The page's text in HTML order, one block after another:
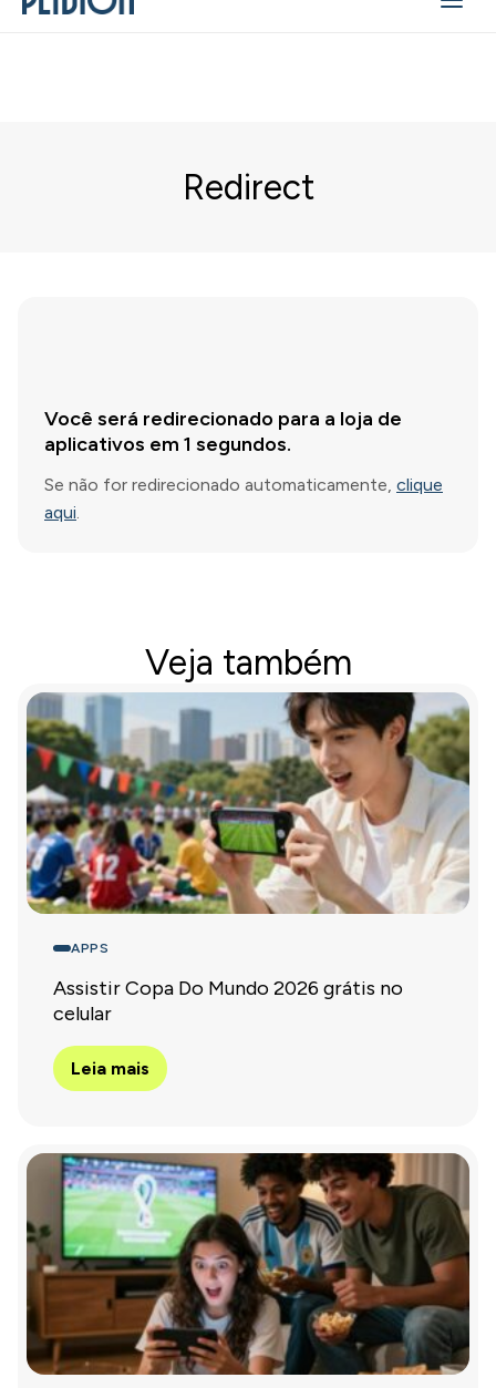
Redirect
Você será redirecionado para a loja de
aplicativos em 1 segundos.
Se não for redirecionado automaticamente, clique
aqui.
Veja também
APPS
Assistir Copa Do Mundo 2026 grátis no
celular
Leia mais